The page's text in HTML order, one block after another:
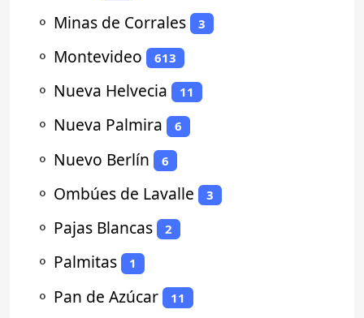
⚬ Minas de Corrales 3
⚬ Montevideo 613
⚬ Nueva Helvecia 11
⚬ Nueva Palmira 6
⚬ Nuevo Berlín 6
⚬ Ombúes de Lavalle 3
⚬ Pajas Blancas 2
⚬ Palmitas 1
⚬ Pan de Azúcar 11